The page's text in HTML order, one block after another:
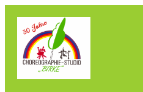
Inhalt
springen